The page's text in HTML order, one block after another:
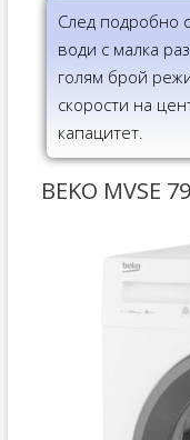
След подробно
води с малка
голям брой
скорости на
капацитет.
BEKO MVSE